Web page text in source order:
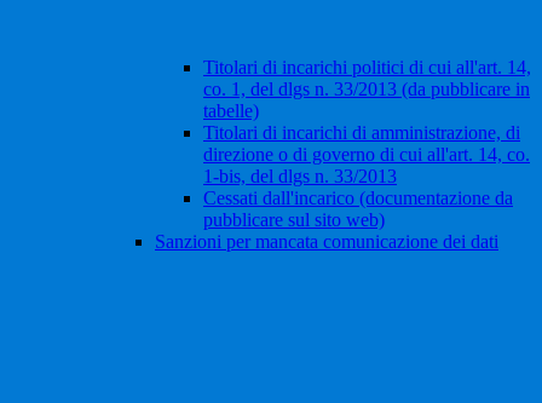
Titolari di incarichi politici di cui all'art. 14,
co. 1, del dlgs n. 33/2013 (da pubblicare in
tabelle)
Titolari di incarichi di amministrazione, di
direzione o di governo di cui all'art. 14, co.
1-bis, del dlgs n. 33/2013
Cessati dall'incarico (documentazione da
pubblicare sul sito web)
Sanzioni per mancata comunicazione dei dati